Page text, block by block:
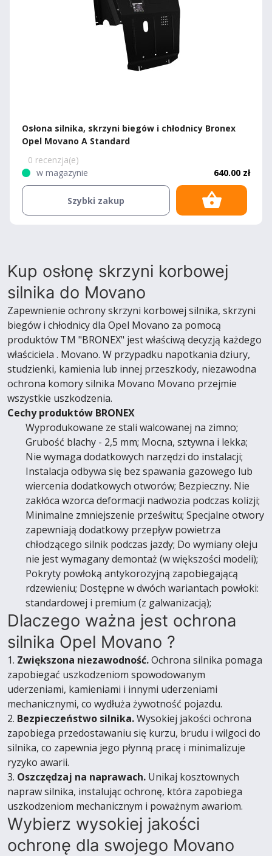
Osłona silnika, skrzyni biegów i chłodnicy Bronex
Opel Movano A Standard
0 recenzja(e)
w magazynie
640.00 zł
Szybki zakup
Kup osłonę skrzyni korbowej
silnika do Movano
Zapewnienie ochrony skrzyni korbowej silnika, skrzyni
biegów i chłodnicy dla Opel Movano za pomocą
produktów TM "BRONEX" jest właściwą decyzją każdego
właściciela . Movano. W przypadku napotkania dziury,
studzienki, kamienia lub innej przeszkody, niezawodna
ochrona komory silnika Movano Movano przejmie
wszystkie uszkodzenia.
Cechy produktów BRONEX
Wyprodukowane ze stali walcowanej na zimno;
Grubość blachy - 2,5 mm; Mocna, sztywna i lekka;
Nie wymaga dodatkowych narzędzi do instalacji;
Instalacja odbywa się bez spawania gazowego lub
wiercenia dodatkowych otworów; Bezpieczny. Nie
zakłóca wzorca deformacji nadwozia podczas kolizji;
Minimalne zmniejszenie prześwitu; Specjalne otwory
zapewniają dodatkowy przepływ powietrza
chłodzącego silnik podczas jazdy; Do wymiany oleju
nie jest wymagany demontaż (w większości modeli);
Pokryty powłoką antykorozyjną zapobiegającą
rdzewieniu; Dostępne w dwóch wariantach powłoki:
standardowej i premium (z galwanizacją);
Dlaczego ważna jest ochrona
silnika Opel Movano ?
1. Zwiększona niezawodność.Ochrona silnika pomaga
zapobiegać uszkodzeniom spowodowanym
uderzeniami, kamieniami i innymi uderzeniami
mechanicznymi, co wydłuża żywotność pojazdu.
2. Bezpieczeństwo silnika.Wysokiej jakości ochrona
zapobiega przedostawaniu się kurzu, brudu i wilgoci do
silnika, co zapewnia jego płynną pracę i minimalizuje
ryzyko awarii.
3. Oszczędzaj na naprawach. Unikaj kosztownych
napraw silnika, instalując ochronę, która zapobiega
uszkodzeniom mechanicznym i poważnym awariom.
Wybierz wysokiej jakości
ochronę dla swojego Movano